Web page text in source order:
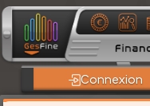
Connexion